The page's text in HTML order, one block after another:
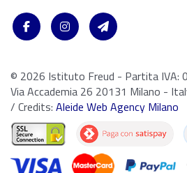
© 2026 Istituto Freud - Partita IVA:
Via Accademia 26 20131 Milano -
/ Credits: Aleide Web Agency Milano